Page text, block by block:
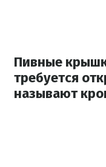
Пивные
требуется
называют